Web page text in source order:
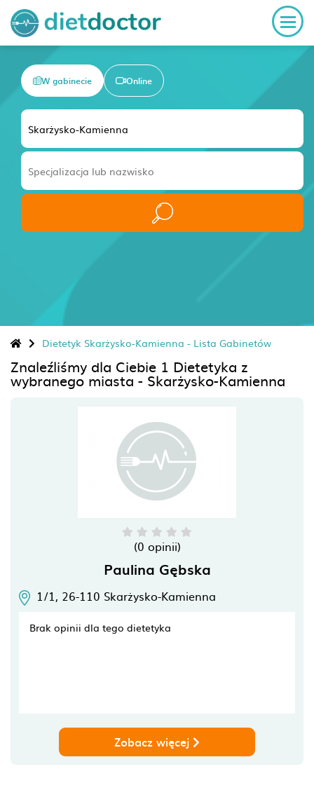
W gabinecie Online
Dietetyk Skarżysko-Kamienna - Lista Gabinetów
Znaleźliśmy dla Ciebie 1 Dietetyka z
wybranego miasta - Skarżysko-Kamienna
(0 opinii)
Paulina Gębska
1/1, 26-110 Skarżysko-Kamienna
Brak opinii dla tego dietetyka
Zobacz więcej